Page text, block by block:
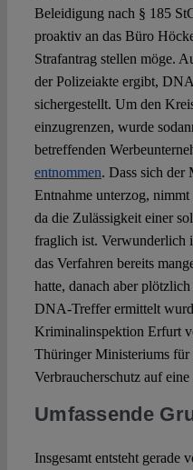
Beleidigung nach § 185
proaktiv an das Büro
Strafantrag stellen möge.
der Polizeiakte ergibt,
sichergestellt. Um den
einzugrenzen, wurde
betreffenden
entnommen. Dass sich
Entnahme unterzog,
da die Zulässigkeit einer
fraglich ist. Verwunderlich
das Verfahren bereits
hatte, danach aber
DNA-Treffer ermittelt
Kriminalinspektion Erfurt
Thüringer Ministeriums
Verbraucherschutz auf
Umfassende
Insgesamt entsteht gerade